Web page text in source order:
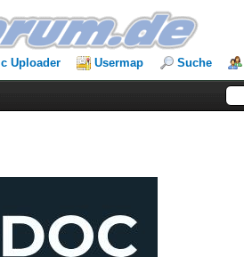
Uploader Usermap Suche